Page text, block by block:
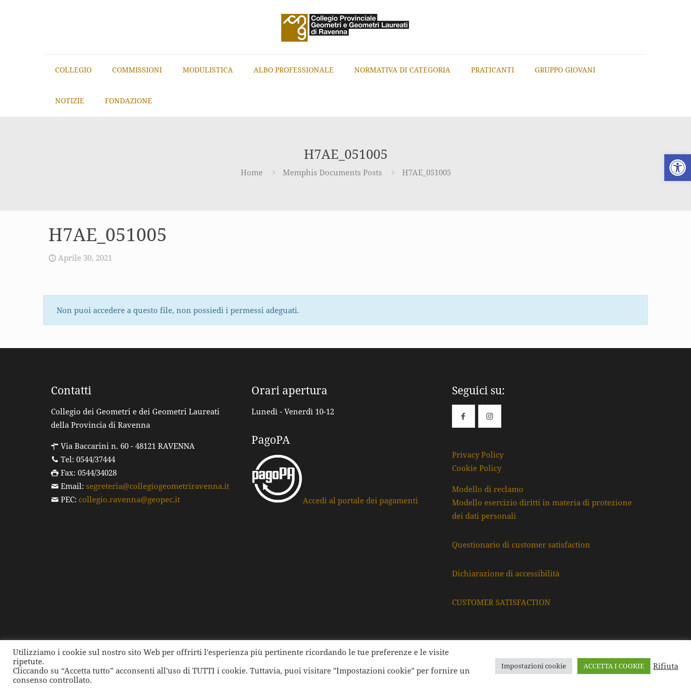
Apri
COLLEGIO COMMISSIONI MODULISTICA ALBO PROFESSIONALE NORMATIVA DI CATEGORIA PRATICANTI GRUPPO GIOVANI
NOTIZIE FONDAZIONE
H7AE_051005
Home Memphis Documents Posts H7AE_051005
H7AE_051005
Aprile 30, 2021
Non puoi accedere a questo file, non possiedi i permessi adeguati.
Contatti
Collegio dei Geometri e dei Geometri Laureati
della Provincia di Ravenna
Via Baccarini n. 60 - 48121 RAVENNA
Tel: 0544/37444
Fax: 0544/34028
Email: segreteria@collegiogeometriravenna.it
PEC: collegio.ravenna@geopec.it
Orari apertura
Lunedì - Venerdì 10-12
PagoPA
Accedi al portale dei pagamenti
Seguici su:
Privacy Policy
Cookie Policy
Modello di reclamo
Modello esercizio diritti in materia di protezione
dei dati personali
Questionario di customer satisfaction
Dichiarazione di accessibilità
CUSTOMER SATISFACTION
© 2026 Collegio dei Geometri e dei Geometri Laureati della Provincia di Ravenna | Tutti i diritti Riservati | Cod.F. e P.Iva: 80009220395
Utilizziamo i cookie sul nostro sito Web per offrirti l'esperienza più pertinente ricordando le tue preferenze e le visite
ripetute.
Cliccando su “Accetta tutto” acconsenti all'uso di TUTTI i cookie. Tuttavia, puoi visitare "Impostazioni cookie" per fornire un
consenso controllato.
Impostazioni cookie ACCETTA I COOKIE Rifiuta